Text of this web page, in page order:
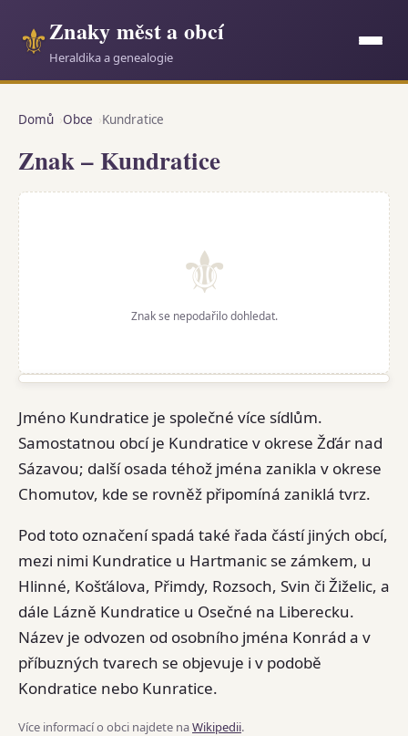
⚜Znaky měst a obcí
Heraldika a genealogie
Domů Obce Kundratice
Znak – Kundratice
⚜
Znak se nepodařilo dohledat.
Jméno Kundratice je společné více sídlům.
Samostatnou obcí je Kundratice v okrese Žďár nad
Sázavou; další osada téhož jména zanikla v okrese
Chomutov, kde se rovněž připomíná zaniklá tvrz.
Pod toto označení spadá také řada částí jiných obcí,
mezi nimi Kundratice u Hartmanic se zámkem, u
Hlinné, Košťálova, Přimdy, Rozsoch, Svin či Žiželic, a
dále Lázně Kundratice u Osečné na Liberecku.
Název je odvozen od osobního jména Konrád a v
příbuzných tvarech se objevuje i v podobě
Kondratice nebo Kunratice.
Více informací o obci najdete naWikipedii.